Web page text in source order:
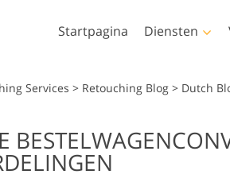
Startpagina Diensten
retoucheren
Photoshop-acties
Photoshop-penselen
Services > Retouching Blog > Dutch